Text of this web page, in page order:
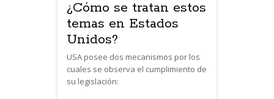
¿Cómo se tratan estos
temas en Estados
Unidos?
USA posee dos mecanismos por los
cuales se observa el cumplimiento de
su legislación: